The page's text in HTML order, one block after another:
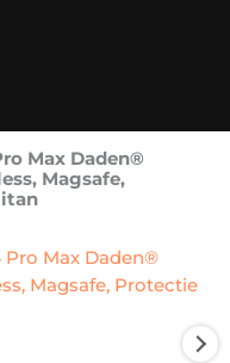
Max Daden®
Magsafe,